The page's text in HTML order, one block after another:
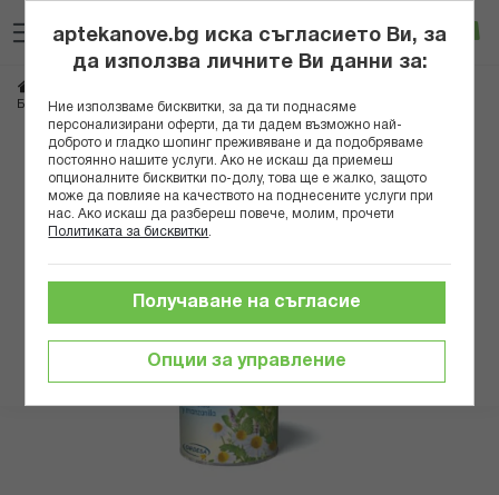
към
съдържанието
Вход
БЛЕВИТ SUENO ЧАЙ ЗА СЪН 150 ГР
Преминете
края
aptekanove.bg иска съгласието Ви, за
да използва личните Ви данни за:
Ние използваме бисквитки, за да ти поднасяме
персонализирани оферти, да ти дадем възможно най-
доброто и гладко шопинг преживяване и да подобряваме
постоянно нашите услуги. Ако не искаш да приемеш
опционалните бисквитки по-долу, това ще е жалко, защото
може да повлияе на качеството на поднесените услуги при
нас. Ако искаш да разбереш повече, молим, прочети
Политиката за бисквитки
Опции за управление
Получаване на съгласие